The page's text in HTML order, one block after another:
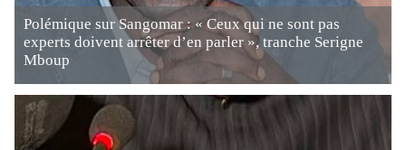
Polémique sur Sangomar : « Ceux qui ne sont pas
experts doivent arrêter d’en parler », tranche Serigne
Mboup